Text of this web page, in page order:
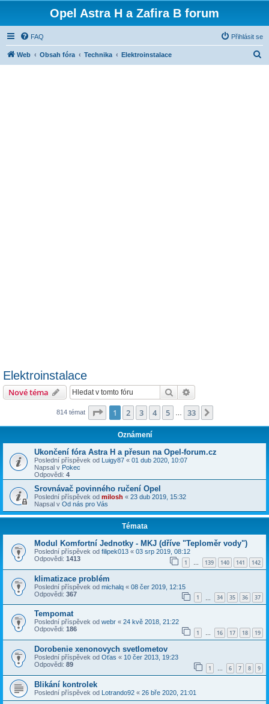
Opel Astra H a Zafira B forum
FAQ Přihlásit se
Web Obsah fóra Technika Elektroinstalace
Elektroinstalace
Nové téma Hledat
814 témat Stránka z 33
1 2 3 4 5 33
Oznámení
Ukončení fóra Astra H a přesun na Opel-forum.cz
Poslední příspěvek od Luigy87 « 01 dub 2020, 10:07
Napsal v Pokec
Odpovědi: 4
Srovnávač povinného ručení Opel
Poslední příspěvek od milosh « 23 dub 2019, 15:32
Napsal v Od nás pro Vás
Témata
Modul Komfortní Jednotky - MKJ (dříve "Teploměr vody")
Poslední příspěvek od filipek013 « 03 srp 2019, 08:12
Odpovědi: 1413 1 … 139 140 141 142
klimatizace problém
Poslední příspěvek od michalq « 08 čer 2019, 12:15
Odpovědi: 367 1 34 35 36 37
Tempomat
Poslední příspěvek od webr « 24 kvě 2018, 21:22
Odpovědi: 186 1 … 16 17 18 19
Dorobenie xenonovych svetlometov
Poslední příspěvek od Oťas « 10 čer 2013, 19:23
Odpovědi: 89 1 … 6 7 8 9
Blikání kontrolek
Poslední příspěvek od Lotrando92 « 26 bře 2020, 21:01